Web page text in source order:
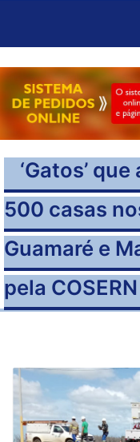
‘Gatos’
500 casas
Guamaré e
pela COSERN